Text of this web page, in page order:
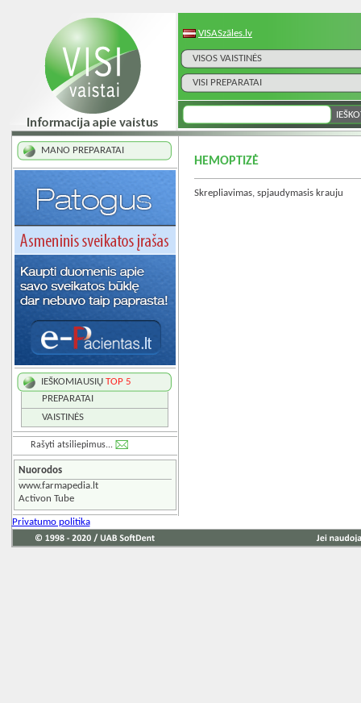
VISASzāles.lv
VISOS VAISTINĖS
VISI PREPARATAI
MANO PREPARATAI
IEŠKOMIAUSIŲ TOP 5
PREPARATAI
VAISTINĖS
Rašyti atsiliepimus...
Nuorodos
www.farmapedia.lt
Activon Tube
HEMOPTIZĖ
Skrepliavimas, spjaudymasis krauju
Privatumo politika